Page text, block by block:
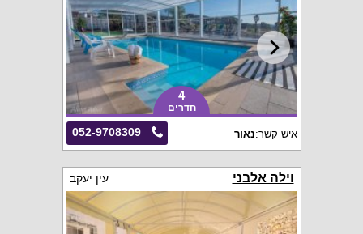
4
חדרים
052-9708309 איש קשר:נאור
וילה אלבני עין יעקב